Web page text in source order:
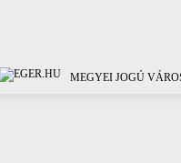
MEGYEI JOGÚ